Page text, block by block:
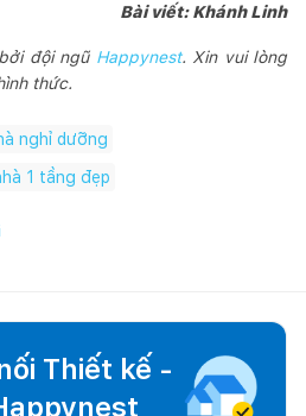
Bài viết: Khánh Linh
đội ngũ Happynest. Xin vui lòng
thức.
nghỉ dưỡng
1 tầng đẹp
Thiết kế -